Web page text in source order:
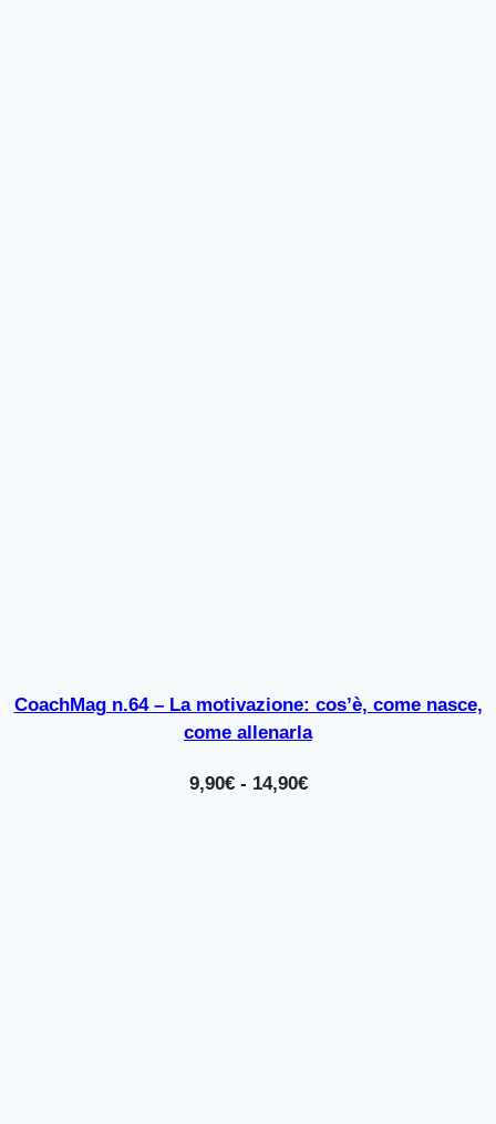
CoachMag n.64 – La motivazione: cos’è, come nasce,
come allenarla
9,90€ - 14,90€Fascia